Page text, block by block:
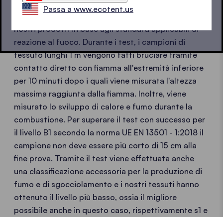
Istituti di prova accreditati testano e classificano i
nostri prodotti in base agli standard applicabili di
reazione al fuoco. Durante i test, i campioni di
tessuto lunghi 1 m vengono fatti bruciare tramite
contatto diretto con fiamma all'estremità inferiore
per 10 minuti dopo i quali viene misurata l'altezza
massima raggiunta dalla fiamma. Inoltre, viene
misurato lo sviluppo di calore e fumo durante la
combustione. Per superare il test con successo per
il livello B1 secondo la norma UE EN 13501 - 1:2018 il
campione non deve essere più corto di 15 cm alla
fine prova. Tramite il test viene effettuata anche
una classificazione accessoria per la produzione di
fumo e di sgocciolamento e i nostri tessuti hanno
ottenuto il livello più basso, ossia il migliore
possibile anche in questo caso, rispettivamente s1 e
Passa a www.ecotent.us